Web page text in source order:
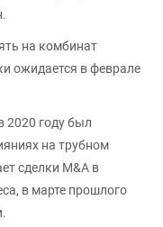
на комбинат
ожидается в феврале
2020 году был
на трубном
сделки M&A в
в марте прошлого